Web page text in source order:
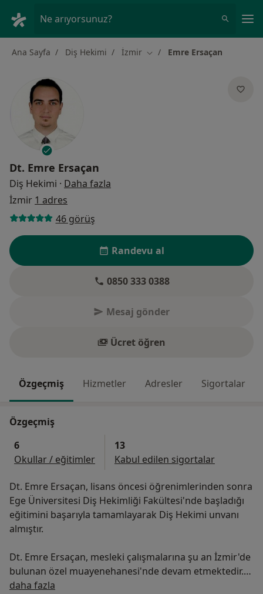
Ne arıyorsunuz?
Ana Sayfa Diş Hekimi İzmir Şehir değiştir
Emre Ersaçan
Dt. Emre Ersaçan
Diş Hekimi · Daha fazla
İzmir 1 adres
46 görüş
Randevu al
0850 333 0388
Mesaj gönder
Ücret öğren
Özgeçmiş Hizmetler Adresler Sigortalar
Özgeçmiş
6
Okullar / eğitimler
13
Kabul edilen sigortalar
Dt. Emre Ersaçan, lisans öncesi öğrenimlerinden sonra
Ege Üniversitesi Diş Hekimliği Fakültesi'nde başladığı
eğitimini başarıyla tamamlayarak Diş Hekimi unvanı
almıştır.
Dt. Emre Ersaçan, mesleki çalışmalarına şu an İzmir'de
bulunan özel muayenehanesi'nde devam etmektedir.
daha fazla